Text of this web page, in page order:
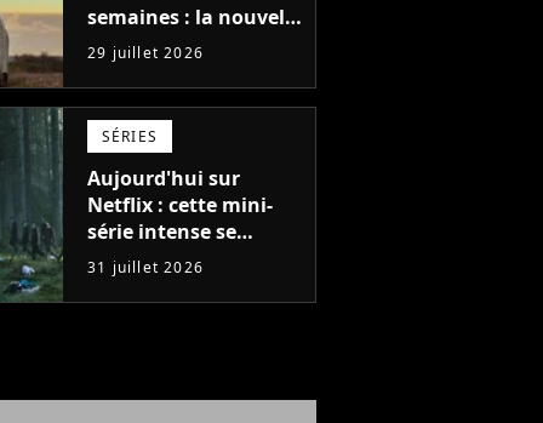
semaines : la nouvelle
série Netflix idéale
pour les fans de
Yellowstone
29 juillet 2026
SÉRIES
Aujourd'hui sur
Netflix : cette mini-
série intense se
regarde en une seule
après-midi
31 juillet 2026